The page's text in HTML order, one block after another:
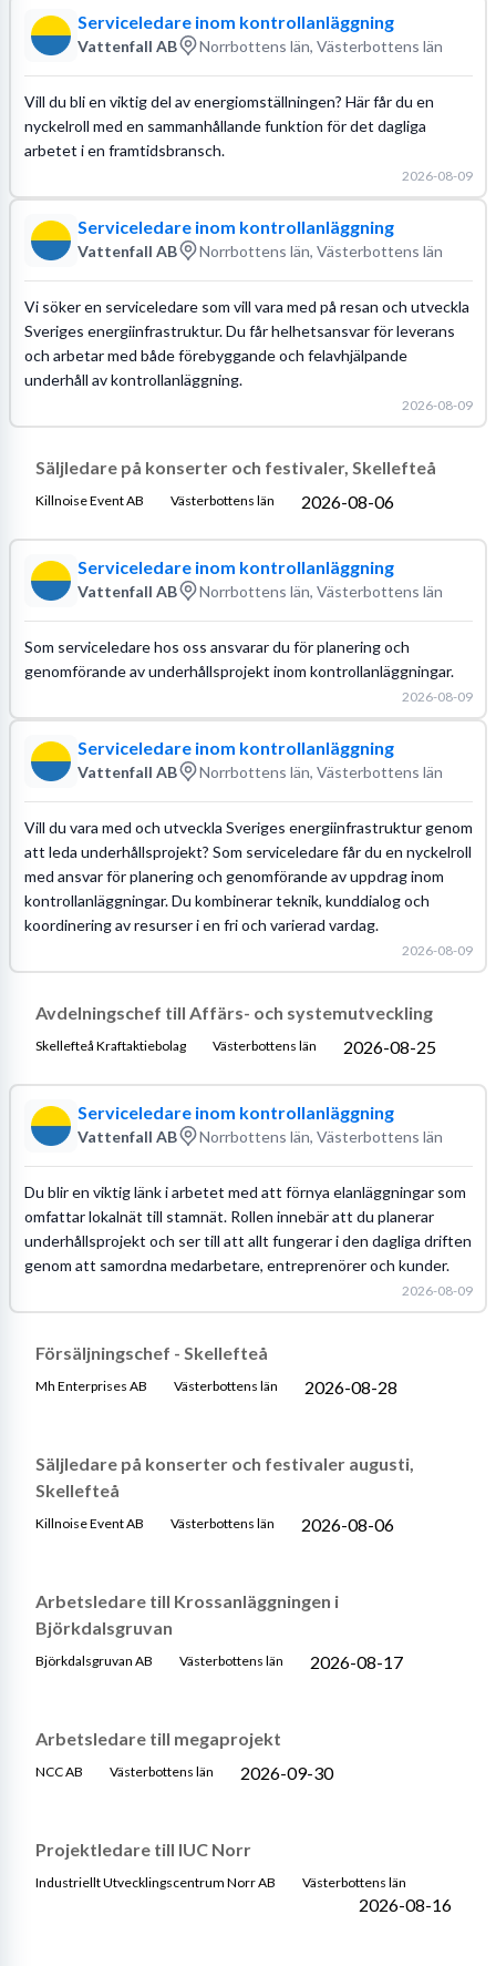
Serviceledare inom kontrollanläggning
Vattenfall AB Norrbottens län, Västerbottens län
Vill du bli en viktig del av energiomställningen? Här får du en
nyckelroll med en sammanhållande funktion för det dagliga
arbetet i en framtidsbransch.
2026-08-09
Serviceledare inom kontrollanläggning
Vattenfall AB Norrbottens län, Västerbottens län
Vi söker en serviceledare som vill vara med på resan och utveckla
Sveriges energiinfrastruktur. Du får helhetsansvar för leverans
och arbetar med både förebyggande och felavhjälpande
underhåll av kontrollanläggning.
2026-08-09
Säljledare på konserter och festivaler, Skellefteå
Killnoise Event AB Västerbottens län 2026-08-06
Serviceledare inom kontrollanläggning
Vattenfall AB Norrbottens län, Västerbottens län
Som serviceledare hos oss ansvarar du för planering och
genomförande av underhållsprojekt inom kontrollanläggningar.
2026-08-09
Serviceledare inom kontrollanläggning
Vattenfall AB Norrbottens län, Västerbottens län
Vill du vara med och utveckla Sveriges energiinfrastruktur genom
att leda underhållsprojekt? Som serviceledare får du en nyckelroll
med ansvar för planering och genomförande av uppdrag inom
kontrollanläggningar. Du kombinerar teknik, kunddialog och
koordinering av resurser i en fri och varierad vardag.
2026-08-09
Avdelningschef till Affärs- och systemutveckling
Skellefteå Kraftaktiebolag Västerbottens län 2026-08-25
Serviceledare inom kontrollanläggning
Vattenfall AB Norrbottens län, Västerbottens län
Du blir en viktig länk i arbetet med att förnya elanläggningar som
omfattar lokalnät till stamnät. Rollen innebär att du planerar
underhållsprojekt och ser till att allt fungerar i den dagliga driften
genom att samordna medarbetare, entreprenörer och kunder.
2026-08-09
Försäljningschef - Skellefteå
Mh Enterprises AB Västerbottens län 2026-08-28
Säljledare på konserter och festivaler augusti,
Skellefteå
Killnoise Event AB Västerbottens län 2026-08-06
Arbetsledare till Krossanläggningen i
Björkdalsgruvan
Björkdalsgruvan AB Västerbottens län 2026-08-17
Arbetsledare till megaprojekt
NCC AB Västerbottens län 2026-09-30
Projektledare till IUC Norr
Industriellt Utvecklingscentrum Norr AB Västerbottens län
2026-08-16